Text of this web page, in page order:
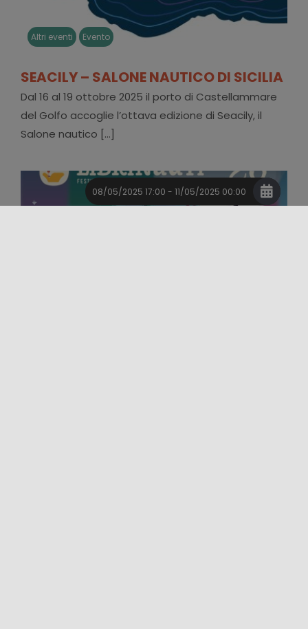
Altri eventi Evento
SEACILY – SALONE NAUTICO DI SICILIA
Dal 16 al 19 ottobre 2025 il porto di Castellammare
del Golfo accoglie l’ottava edizione di Seacily, il
Salone nautico [...]
08/05/2025 17:00 - 11/05/2025 00:00